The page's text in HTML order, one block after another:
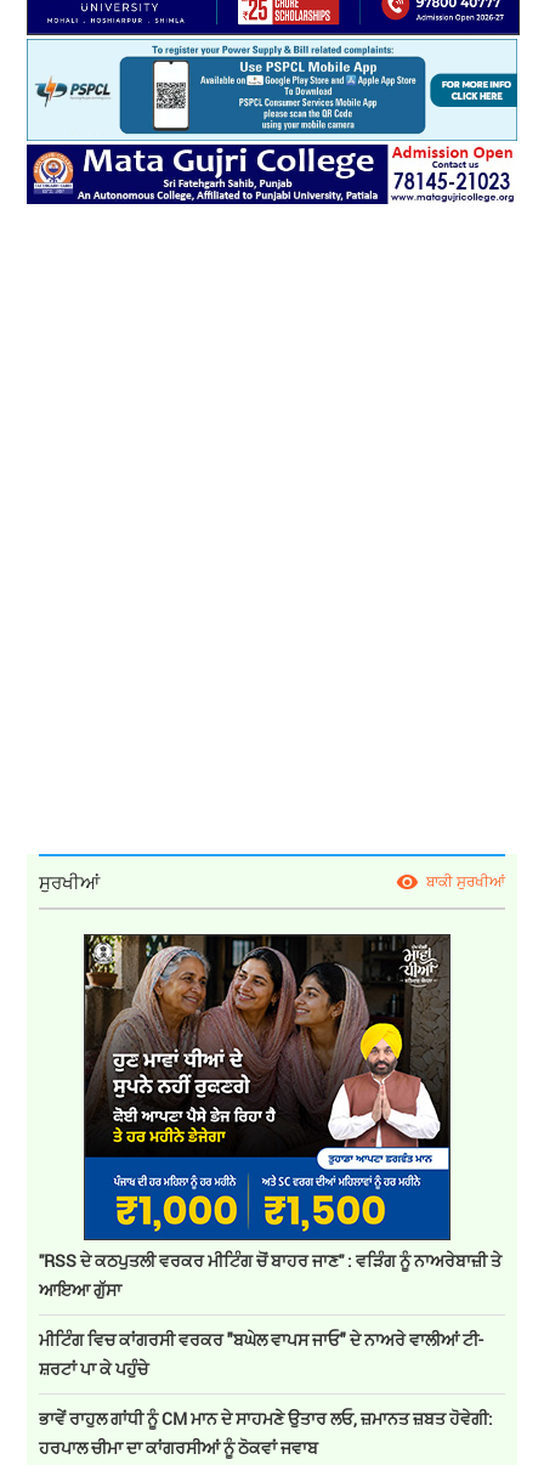
ਸੁਰਖੀਆਂ ਬਾਕੀ ਸੁਰਖੀਆਂ
''RSS ਦੇ ਕਠਪੁਤਲੀ ਵਰਕਰ ਮੀਟਿੰਗ ਚੋਂ ਬਾਹਰ ਜਾਣ'' : ਵੜਿੰਗ ਨੂੰ ਨਾਅਰੇਬਾਜ਼ੀ ਤੇ
ਆਇਆ ਗੁੱਸਾ
ਮੀਟਿੰਗ ਵਿਚ ਕਾਂਗਰਸੀ ਵਰਕਰ "ਬਘੇਲ ਵਾਪਸ ਜਾਓ" ਦੇ ਨਾਅਰੇ ਵਾਲੀਆਂ ਟੀ-
ਸ਼ਰਟਾਂ ਪਾ ਕੇ ਪਹੁੰਚੇ
ਭਾਵੇਂ ਰਾਹੁਲ ਗਾਂਧੀ ਨੂੰ CM ਮਾਨ ਦੇ ਸਾਹਮਣੇ ਉਤਾਰ ਲਓ, ਜ਼ਮਾਨਤ ਜ਼ਬਤ ਹੋਵੇਗੀ:
ਹਰਪਾਲ ਚੀਮਾ ਦਾ ਕਾਂਗਰਸੀਆਂ ਨੂੰ ਠੋਕਵਾਂ ਜਵਾਬ